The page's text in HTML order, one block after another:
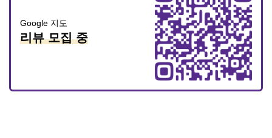
Google 지도
리뷰 모집 중